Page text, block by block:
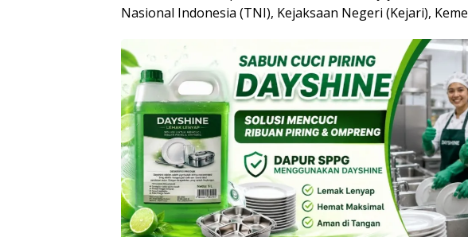
Nasional Indonesia (TNI), Kejaksaan Negeri (Kejari),